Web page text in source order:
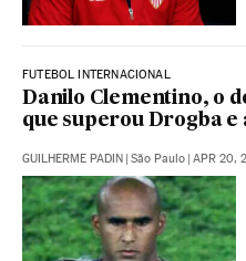
FUTEBOL INTERNACIONAL
Danilo Clementino, o
que superou Drogba
GUILHERME PADIN | São Paulo | APR 20,